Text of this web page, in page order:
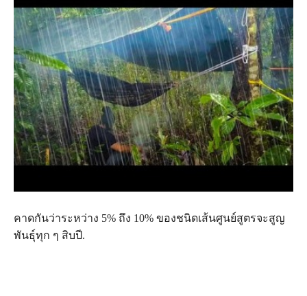
คาดกันว่าระหว่าง 5% ถึง 10% ของชนิดเส้นศูนย์สูตรจะสูญ
พันธุ์ทุก ๆ สิบปี.